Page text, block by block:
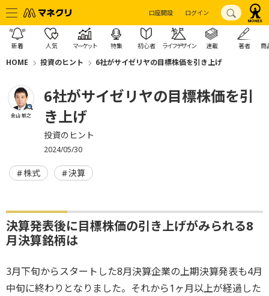
口座開設 ログイン
新着 人気 マーケット 特集 初心者 ライフデザイン 連載 著者 商
HOME 投資のヒント 6社がサイゼリヤの目標株価を引き上げ
金山 敏之
6社がサイゼリヤの目標株価を引
き上げ
投資のヒント
2024/05/30
株式 決算
決算発表後に目標株価の引き上げがみられる8
月決算銘柄は
3月下旬からスタートした8月決算企業の上期決算発表も4月
中旬に終わりとなりました。それから1ヶ月以上が経過した